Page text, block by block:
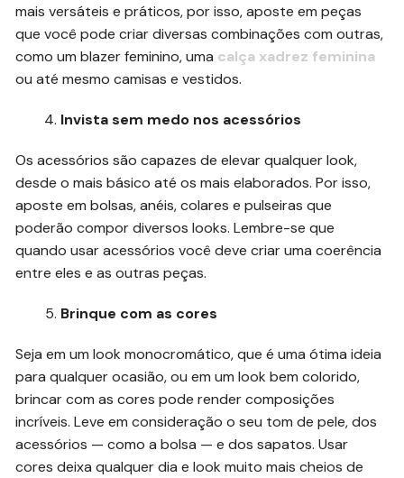
mais versáteis e práticos, por isso, aposte em peças
que você pode criar diversas combinações com outras,
como um blazer feminino, uma calça xadrez feminina
ou até mesmo camisas e vestidos.
Invista sem medo nos acessórios
Os acessórios são capazes de elevar qualquer look,
desde o mais básico até os mais elaborados. Por isso,
aposte em bolsas, anéis, colares e pulseiras que
poderão compor diversos looks. Lembre-se que
quando usar acessórios você deve criar uma coerência
entre eles e as outras peças.
Brinque com as cores
Seja em um look monocromático, que é uma ótima ideia
para qualquer ocasião, ou em um look bem colorido,
brincar com as cores pode render composições
incríveis. Leve em consideração o seu tom de pele, dos
acessórios — como a bolsa — e dos sapatos. Usar
cores deixa qualquer dia e look muito mais cheios de